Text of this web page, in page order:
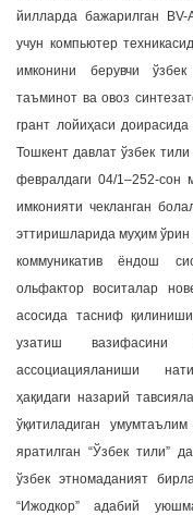
йилларда бажарилган BV-
учун компьютер
имконини берувчи
таъминот ва овоз
грант лойиҳаси
Тошкент давлат ўзбек
февралдаги 04/1–252-сон
имконияти чекланган
эттиришларида муҳим ўрин
коммуникатив ёндош
ольфактор воситалар
асосида тасниф
узатиш вазифасини
ассоциацияланиши
ҳақидаги назарий
ўқитиладиган
яратилган “Ўзбек тили”
ўзбек этномаданият
“Ижодкор” адабий